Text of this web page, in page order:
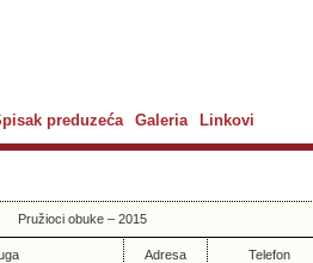
preduzeća Galeria Linkovi
Pružioci obuke – 2015
Adresa Telefon